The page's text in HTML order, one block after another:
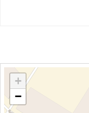
+
−